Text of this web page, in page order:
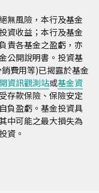
無風險，本行及基金
資收益；本行及基金
責各基金之盈虧，亦
公開說明書。投資基
費用等)已揭露於基金
資訊觀測站或基金資
存款保險、保險安定
負盈虧。基金投資具
中可能之最大損失為
資。